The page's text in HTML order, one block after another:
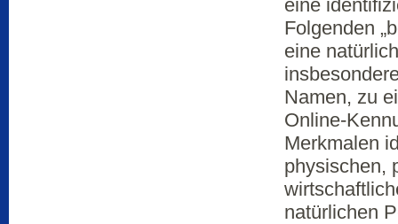
eine
Folgenden
eine
Namen, zu
Online-
Merkmalen
physischen,
natürlichen